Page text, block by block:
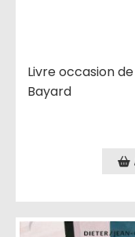
Livre occasion
Bayard